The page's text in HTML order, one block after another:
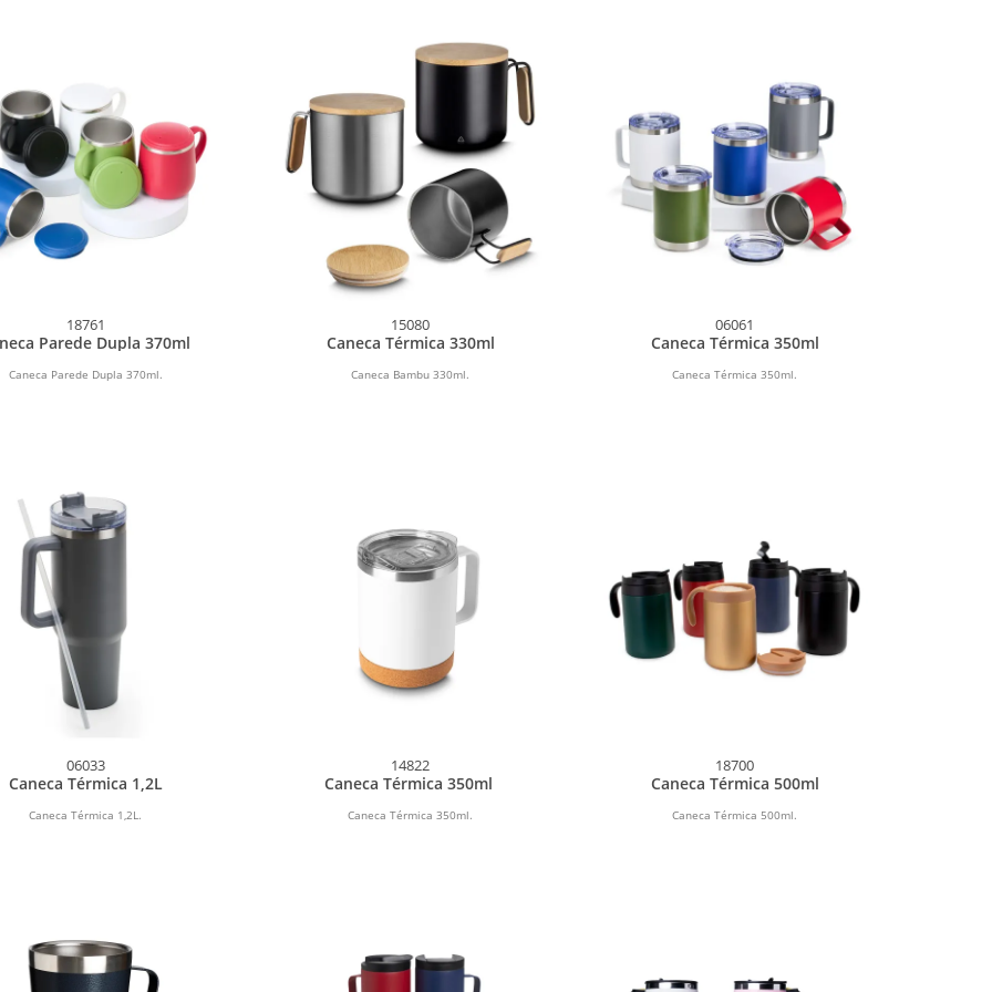
18761
Parede Dupla 370ml
Caneca Parede Dupla 370ml.
15080
Caneca Térmica 330ml
Caneca Bambu 330ml.
06061
Caneca Térmica 350ml
Caneca Térmica 350ml.
06033
Caneca Térmica 1,2L
Caneca Térmica 1,2L.
14822
Caneca Térmica 350ml
Caneca Térmica 350ml.
18700
Caneca Térmica 500ml
Caneca Térmica 500ml.